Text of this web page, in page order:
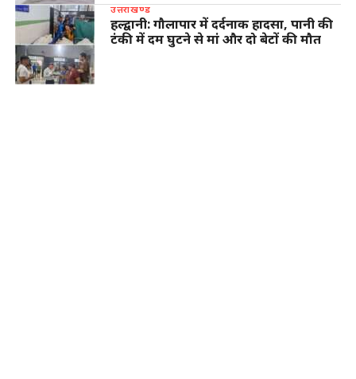
उत्तराखण्ड
हल्द्वानी: गौलापार में दर्दनाक हादसा, पानी की
टंकी में दम घुटने से मां और दो बेटों की मौत